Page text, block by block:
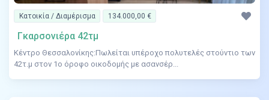
Κατοικία / Διαμέρισμα 134.000,00 €
Γκαρσονιέρα 42τμ
Κέντρο Θεσσαλονίκης:Πωλείται υπέροχο πολυτελές στούντιο των
42τ.μ στον 1ο όροφο οικοδομής με ασανσέρ...